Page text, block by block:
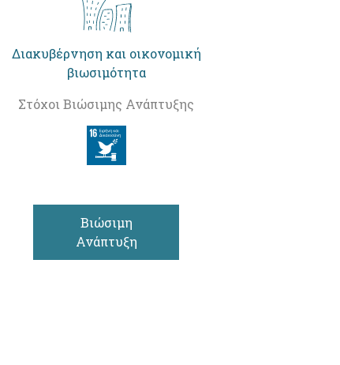
Διακυβέρνηση και οικονομική
βιωσιμότητα
Στόχοι Βιώσιμης Ανάπτυξης
Βιώσιμη
Ανάπτυξη